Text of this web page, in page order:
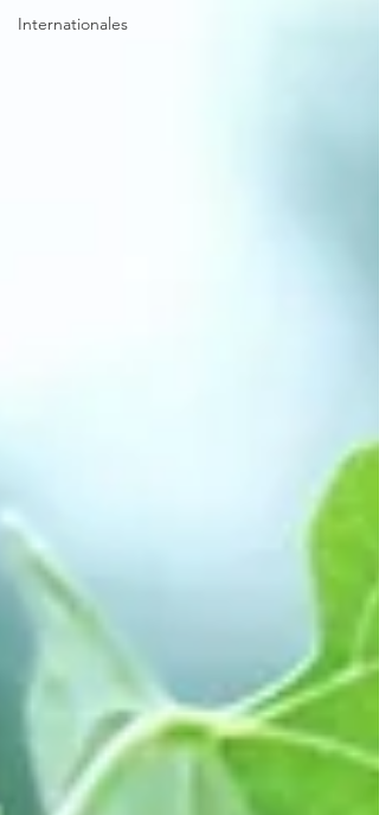
Internationales